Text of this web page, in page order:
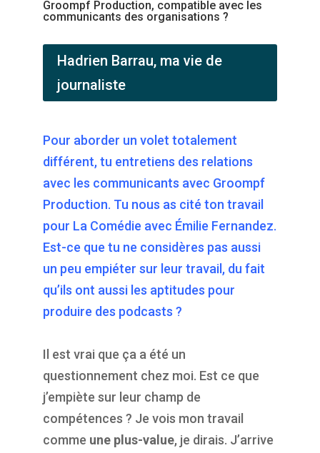
Groompf Production, compatible avec les
communicants des organisations ?
Hadrien Barrau, ma vie de
journaliste
Pour aborder un volet totalement
différent, tu entretiens des relations
avec les communicants avec Groompf
Production. Tu nous as cité ton travail
pour La Comédie avec Émilie Fernandez.
Est-ce que tu ne considères pas aussi
un peu empiéter sur leur travail, du fait
qu’ils ont aussi les aptitudes pour
produire des podcasts ?
Il est vrai que ça a été un
questionnement chez moi. Est ce que
j’empiète sur leur champ de
compétences ? Je vois mon travail
comme une plus-value, je dirais. J’arrive